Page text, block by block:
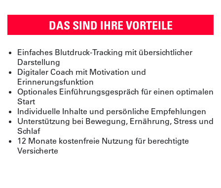
DAS SIND IHRE VORTEILE
Einfaches Blutdruck-Tracking mit übersichtlicher
Darstellung
Digitaler Coach mit Motivation und
Erinnerungsfunktion
Optionales Einführungsgespräch für einen optimalen
Start
Individuelle Inhalte und persönliche Empfehlungen
Unterstützung bei Bewegung, Ernährung, Stress und
Schlaf
12 Monate kostenfreie Nutzung für berechtigte
Versicherte